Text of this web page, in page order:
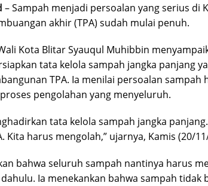
– Sampah menjadi persoalan yang serius di
akhir (TPA) sudah mulai penuh.
Kota Blitar Syauqul Muhibbin
tata kelola sampah jangka panjang
TPA. Ia menilai persoalan sampah
pengolahan yang menyeluruh.
tata kelola sampah jangka
Kita harus mengolah,” ujarnya, Kamis (20/
bahwa seluruh sampah nantinya harus
Ia menekankan bahwa sampah tidak